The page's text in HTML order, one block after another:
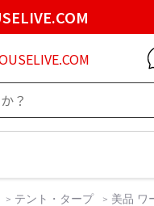
テント・タープ
美品 ワ